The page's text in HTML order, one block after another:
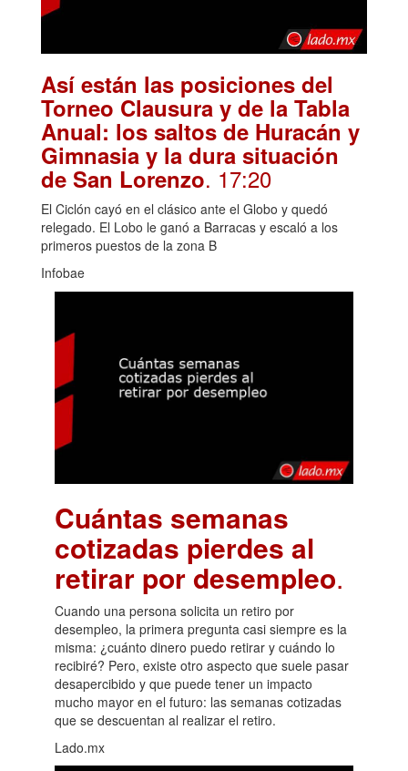
Así están las posiciones del
Torneo Clausura y de la Tabla
Anual: los saltos de Huracán y
Gimnasia y la dura situación
de San Lorenzo. 17:20
El Ciclón cayó en el clásico ante el Globo y quedó
relegado. El Lobo le ganó a Barracas y escaló a los
primeros puestos de la zona B
Infobae
Cuántas semanas
cotizadas pierdes al
retirar por desempleo.
Cuando una persona solicita un retiro por
desempleo, la primera pregunta casi siempre es la
misma: ¿cuánto dinero puedo retirar y cuándo lo
recibiré? Pero, existe otro aspecto que suele pasar
desapercibido y que puede tener un impacto
mucho mayor en el futuro: las semanas cotizadas
que se descuentan al realizar el retiro.
Lado.mx